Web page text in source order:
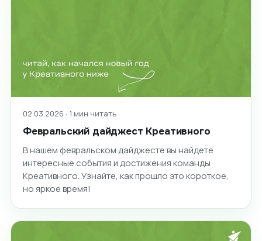
02.03.2026 · 1 мин читать
Февральский дайджест Креативного
В нашем февральском дайджесте вы найдете
интересные события и достижения команды
Креативного. Узнайте, как прошло это короткое,
но яркое время!